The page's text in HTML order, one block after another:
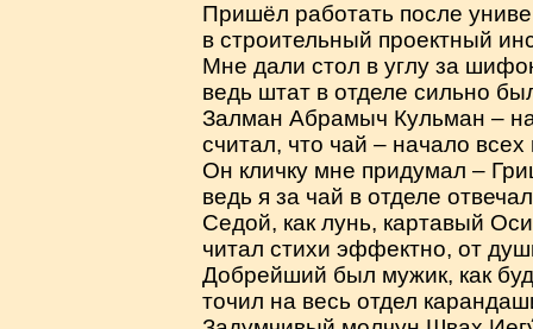
Пришёл работать после
в строительный проектный
Мне дали стол в углу за
ведь штат в отделе сильно
Залман Абрамыч Кульман –
считал, что чай – начало всех
Он кличку мне придумал –
ведь я за чай в отделе
Седой, как лунь, картавый
читал стихи эффектно, от
Добрейший был мужик, как
точил на весь отдел